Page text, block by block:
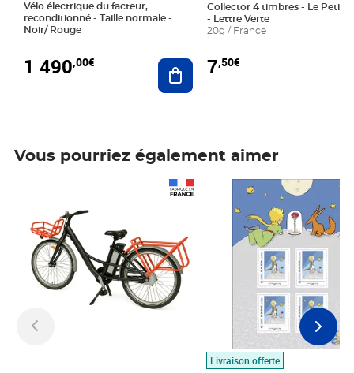
Vélo électrique du facteur,
reconditionné - Taille normale -
Noir/ Rouge
1 490,00€ Ajouter au panier
Collector 4 timbres - Le Petit
- Lettre Verte
20g / France
7,50€
Vous pourriez également aimer
Livraison offerte
Prix 7,50€